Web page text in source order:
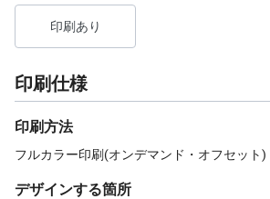
印刷あり
印刷仕様
印刷方法
フルカラー印刷(オンデマンド・オフセット)
デザインする箇所